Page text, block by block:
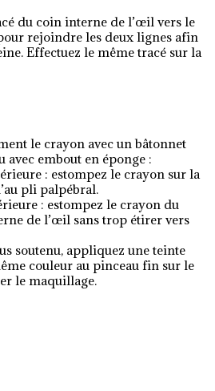
du coin interne de l’œil vers le
rejoindre les deux lignes afin
Effectuez le même tracé sur la
le crayon avec un bâtonnet
avec embout en éponge :
: estompez le crayon sur la
pli palpébral.
: estompez le crayon du
de l’œil sans trop étirer vers
soutenu, appliquez une teinte
couleur au pinceau fin sur le
le maquillage.